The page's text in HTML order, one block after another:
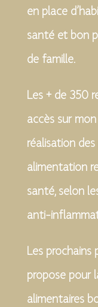
en place
santé et bon
de famille.
Les + de 350
accès sur
réalisation
alimentation
santé, selon
anti-
Les prochains
propose pour
alimentaires